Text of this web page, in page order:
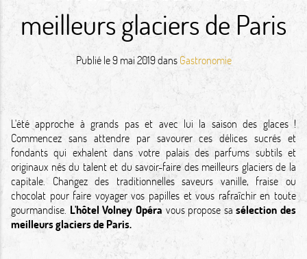
meilleurs glaciers de Paris
Publié le9 mai 2019dansGastronomie
L'été approche à grands pas et avec lui la saison des glaces !
Commencez sans attendre par savourer ces délices sucrés et
fondants qui exhalent dans votre palais des parfums subtils et
originaux nés du talent et du savoir-faire des meilleurs glaciers de la
capitale. Changez des traditionnelles saveurs vanille, fraise ou
chocolat pour faire voyager vos papilles et vous rafraîchir en toute
gourmandise. L'hôtel Volney Opéravous propose sa sélection des
meilleurs glaciers de Paris.